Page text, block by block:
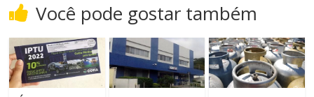
Você pode gostar também